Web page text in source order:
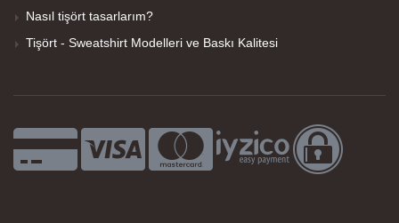
Nasıl tişört tasarlarım?
Tişört - Sweatshirt Modelleri ve Baskı Kalitesi